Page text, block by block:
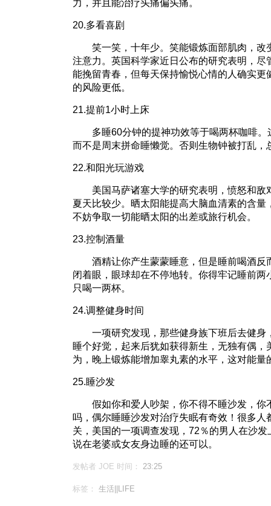
力，并且能治疗头痛偏头痛。
20.多看喜剧
笑一笑，十年少。笑能锻炼面部肌肉，改
注意力。英国科学家近日公布的研究表明，尽
能挽留青春，但每天保持愉悦心情的人确实更
的风险更低。
21.提前1小时上床
多睡60分钟的提神功效等于喝两杯咖啡。
而不是周末拼命睡懒觉。否则生物钟被打乱，
22.和阳光玩游戏
美国马萨诸塞大学的研究表明，愤怒和敌
夏天比较少。晒太阳能提高大脑血清素的含量
不妨争取一切能晒太阳的出差或旅行机会。
23.控制酒量
酒精让你产生蒙蒙睡意，但是睡前喝酒反
闭着眼，眼球却在不停地转。你得牢记睡前两
只喝一两杯。
24.调整健身时间
一项研究发现，那些健身族下班后去健身
睡个好觉，起来后犹如获得新生，无独有偶，
为，晚上锻炼能增加睾丸素的水平，这对能量
25.睡沙发
假如你和爱人吵架，你不得不睡沙发，你
吗，偶尔睡睡沙发对治疗失眠有奇效！很多人
关，美国的一项调查发现，72％的男人在沙
说在老婆或女友身边睡的还可以。
发帖者 JOE 时间： 23:25
标签： 生活||LIFE